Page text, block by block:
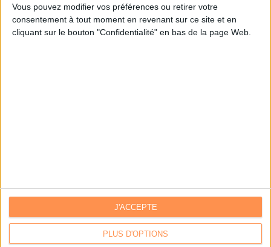
Vous pouvez modifier vos préférences ou retirer votre
consentement à tout moment en revenant sur ce site et en
cliquant sur le bouton "Confidentialité" en bas de la page Web.
PLUS D'OPTIONS
J'ACCEPTE
Je m'inscris sur Archimag.com
Communiquer avec Archimag|Communiquer avec ACE